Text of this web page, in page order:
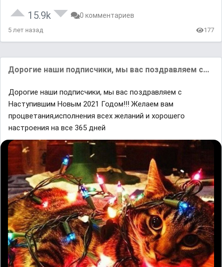
15.9k 0 комментариев
5 лет назад 177
Дорогие наши подписчики, мы вас поздравляем с...
Дорогие наши подписчики, мы вас поздравляем с
Наступившим Новым 2021 Годом!!! Желаем вам
процветания,исполнения всех желаний и хорошего
настроения на все 365 дней